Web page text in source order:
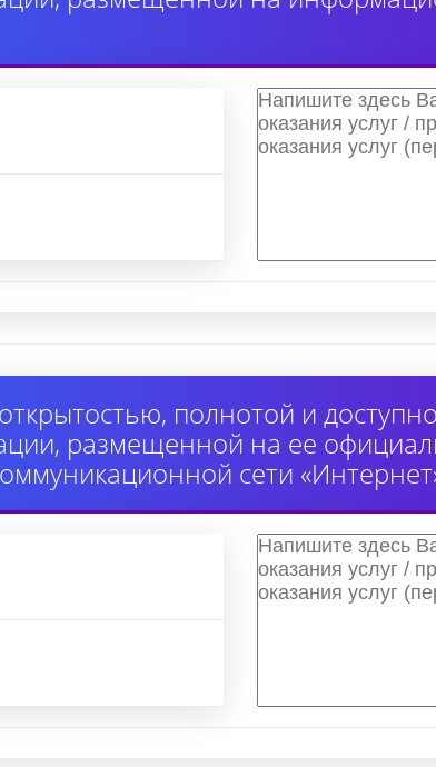
полнотой и
размещенной на ее
сети